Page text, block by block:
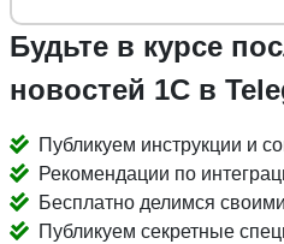
Будьте в курсе
новостей 1С в
Публикуем инструкции и
Рекомендации по
Бесплатно делимся
Публикуем секретные